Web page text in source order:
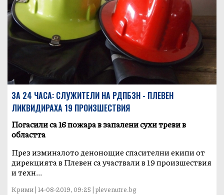
ЗА 24 ЧАСА: СЛУЖИТЕЛИ НА РДПБЗН - ПЛЕВЕН
ЛИКВИДИРАХА 19 ПРОИЗШЕСТВИЯ
Погасили са 16 пожара в запалени сухи треви в
областта
През изминалото денонощие спасителни екипи от
дирекцията в Плевен са участвали в 19 произшествия
и техн...
Крими | 14-08-2019, 09:25 | plevenutre.bg